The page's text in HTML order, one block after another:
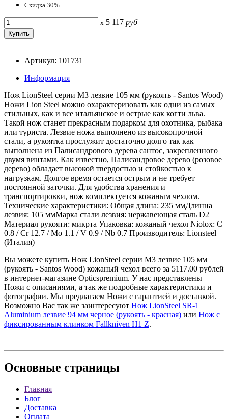
Скидка 30%
x 5 117 руб
Артикул: 101731
Информация
Нож LionSteel серии M3 лезвие 105 мм (рукоять - Santos Wood)
Ножи Lion Steel можно охарактеризовать как одни из самых
стильных, как и все итальянское и острые как когти льва.
Такой нож станет прекрасным подарком для охотника, рыбака
или туриста. Лезвие ножа выполнено из высокопрочной
стали, а рукоятка прослужит достаточно долго так как
выполнена из Палисандрового дерева сантос, закрепленного
двумя винтами. Как известно, Палисандровое дерево (розовое
дерево) обладает высокой твердостью и стойкостью к
нагрузкам. Долгое время остается острым и не требует
постоянной заточки. Для удобства хранения и
транспортировки, нож комплектуется кожаным чехлом.
Технические характеристики: Общая длина: 235 ммДлинна
лезвия: 105 ммМарка стали лезвия: нержавеющая сталь D2
Материал рукояти: микрта Упаковка: кожаный чехол Niolox: C
0.8 / Cr 12.7 / Mo 1.1 / V 0.9 / Nb 0.7 Производитель: Lionsteel
(Италия)
Вы можете купить Нож LionSteel серии M3 лезвие 105 мм
(рукоять - Santos Wood) кожаный чехол всего за 5117.00 рублей
в интернет-магазине Opticspremium. У нас представлены
Ножи с описаниями, а так же подробные характеристики и
фотографии. Мы предлагаем Ножи с гарантией и доставкой.
Возможно Вас так же заинтересуют Нож LionSteel SR-1
Aluminium лезвие 94 мм черное (рукоять - красная) или Нож с
фиксированным клинком Fallkniven H1 Z.
Основные страницы
Главная
Блог
Доставка
Оплата